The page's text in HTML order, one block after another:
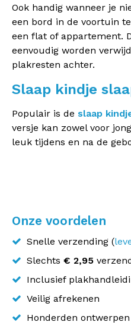
Ook handig wanneer je
een bord in de voortuin
een flat of appartement.
eenvoudig worden
plakresten achter.
Slaap kindje
Populair is de slaap
versje kan zowel voor
leuk tijdens en na de
Onze voordelen
Snelle verzending (
Slechts € 2,95
Inclusief
Veilig afrekenen
Honderden ontwerpen